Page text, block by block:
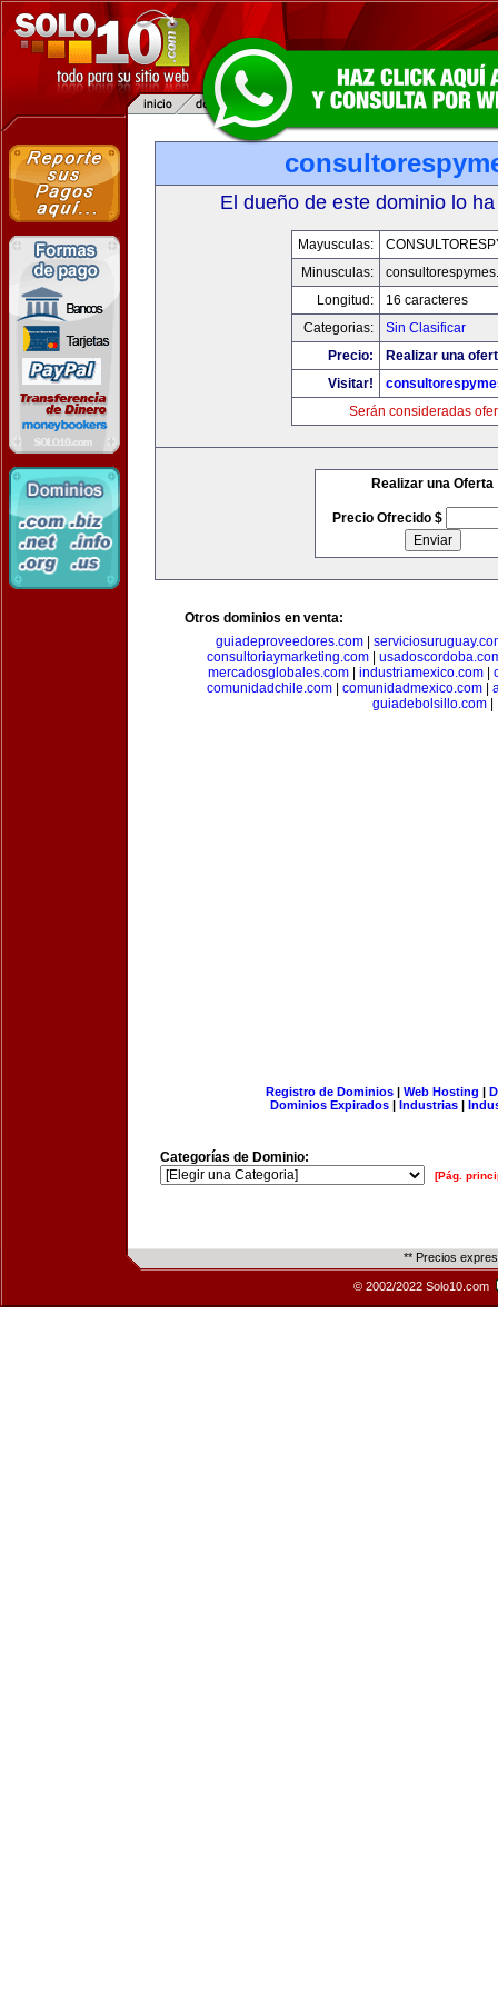
El dueño de este dominio lo
Mayusculas:
Minusculas:
Longitud:
16 caracteres
Categorias:
Sin Clasificar
Precio:
Realizar una
Visitar!
Serán consideradas
Realizar una Oferta
Precio Ofrecido $
Otros dominios en venta:
guiadeproveedores.com|
consultoriaymarketing.com
mercadosglobales.com| industriamexico.com|
comunidadchile.com
comunidadmexico.com
guiadebolsillo.com|
Registro de Dominios| Web Hosting |
Dominios Expirados | Industrias |
Categorías de Dominio:
[Pág.
** Precios
© 2002/2022 Solo10.com